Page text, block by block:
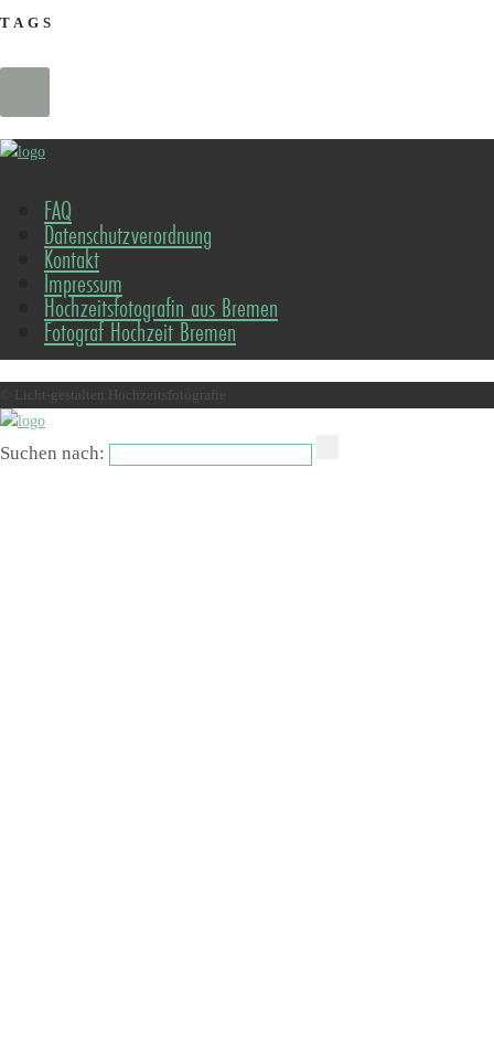
TAGS
FAQ
Datenschutzverordnung
Kontakt
Impressum
Hochzeitsfotografin aus Bremen
Fotograf Hochzeit Bremen
© Licht-gestalten Hochzeitsfotografie
Suchen nach: